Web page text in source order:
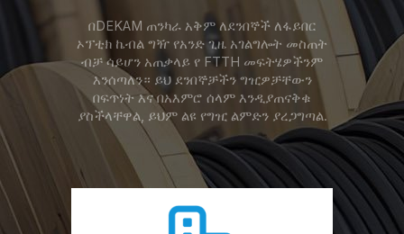
በDEKAM ጠንካራ አቅም ለደንበኞች ለፋይበር
ኦፕቲክ ኬብል ግዥ የአንድ ጊዜ አገልግሎት መስጠት
ብቻ ሳይሆን አጠቃላይ የ FTTH መፍትሄዎችንም
እንሰጣለን። ይህ ደንበኞቻችን ግዢዎቻቸውን
በፍጥነት እና በአእምሮ ሰላም እንዲያጠናቅቁ
ያስችላቸዋል, ይህም ልዩ የግዢ ልምድን ያረጋግጣል.